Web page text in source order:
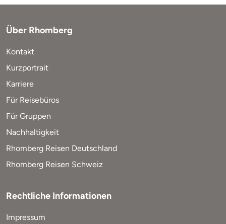
Über Rhomberg
Kontakt
Kurzportrait
Karriere
Für Reisebüros
Für Gruppen
Nachhaltigkeit
Rhomberg Reisen Deutschland
Rhomberg Reisen Schweiz
Rechtliche Informationen
Impressum